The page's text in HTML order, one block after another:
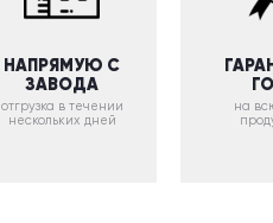
НАПРЯМУЮ С
ЗАВОДА
отгрузка в течении
нескольких дней
на